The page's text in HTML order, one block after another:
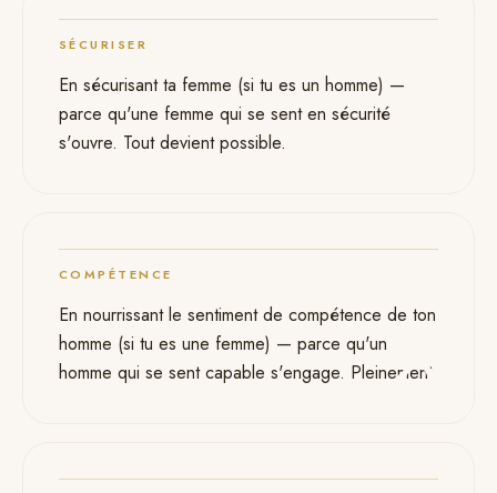
04
SÉCURISER
En sécurisant ta femme (si tu es un homme) —
parce qu'une femme qui se sent en sécurité
s'ouvre. Tout devient possible.
05
COMPÉTENCE
En nourrissant le sentiment de compétence de ton
homme (si tu es une femme) — parce qu'un
homme qui se sent capable s'engage. Pleinement.